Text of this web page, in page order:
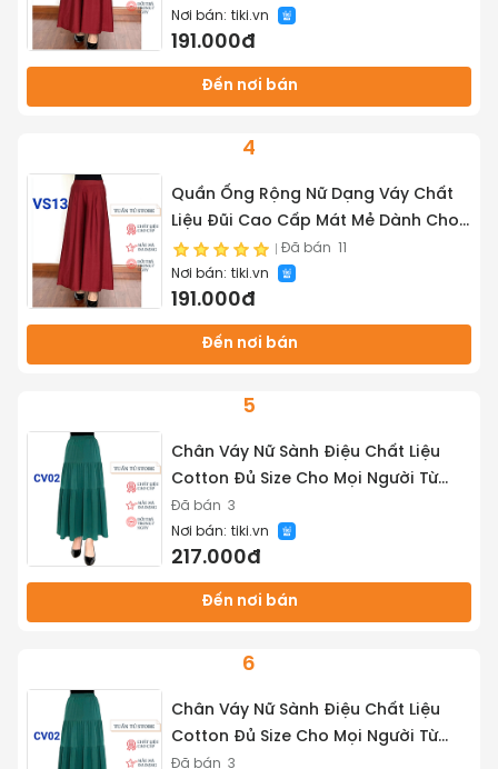
Nơi bán: tiki.vn
191.000đ
Đến nơi bán
4
Quần Ống Rộng Nữ Dạng Váy Chất
Liệu Đũi Cao Cấp Mát Mẻ Dành Cho
Tất Cả Chị Em - Tuấn Tú Store 68
Đã bán 11
Nơi bán: tiki.vn
191.000đ
Đến nơi bán
5
Chân Váy Nữ Sành Điệu Chất Liệu
Cotton Đủ Size Cho Mọi Người Từ
45kg tới 70kg - Tuấn Tú Store
Đã bán 3
Nơi bán: tiki.vn
217.000đ
Đến nơi bán
6
Chân Váy Nữ Sành Điệu Chất Liệu
Cotton Đủ Size Cho Mọi Người Từ
45kg tới 70kg - Tuấn Tú Store
Đã bán 3